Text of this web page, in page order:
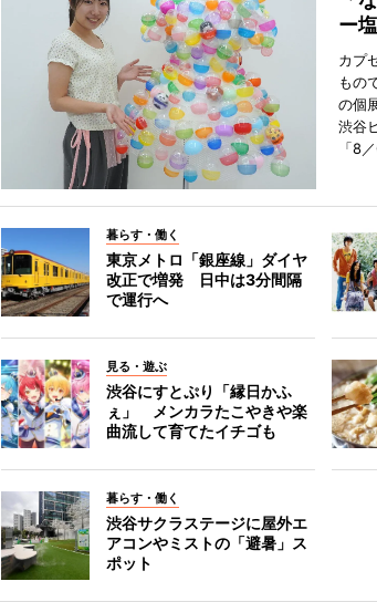
ー
カプ
もの
の個
渋谷
「8
暮らす・働く
東京メトロ「銀座線」ダイヤ
改正で増発 日中は3分間隔
で運行へ
見る・遊ぶ
渋谷にすとぷり「縁日かふ
ぇ」 メンカラたこやきや楽
曲流して育てたイチゴも
暮らす・働く
渋谷サクラステージに屋外エ
アコンやミストの「避暑」ス
ポット